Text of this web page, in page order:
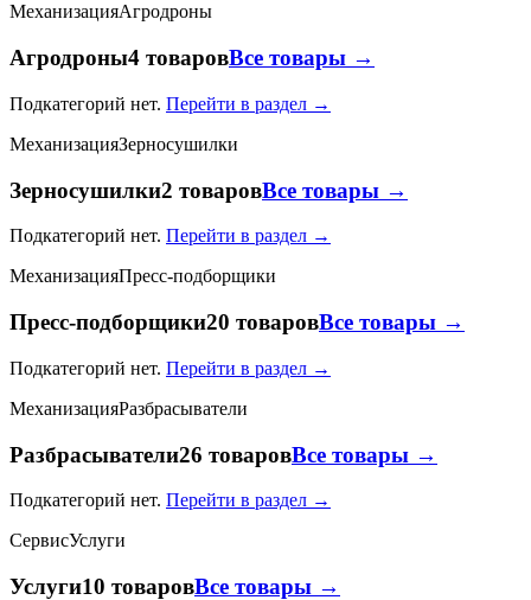
МеханизацияАгродроны
Агродроны4 товаровВсе товары →
Подкатегорий нет. Перейти в раздел →
МеханизацияЗерносушилки
Зерносушилки2 товаровВсе товары →
Подкатегорий нет. Перейти в раздел →
МеханизацияПресс-подборщики
Пресс-подборщики20 товаровВсе товары →
Подкатегорий нет. Перейти в раздел →
МеханизацияРазбрасыватели
Разбрасыватели26 товаровВсе товары →
Подкатегорий нет. Перейти в раздел →
СервисУслуги
Услуги10 товаровВсе товары →